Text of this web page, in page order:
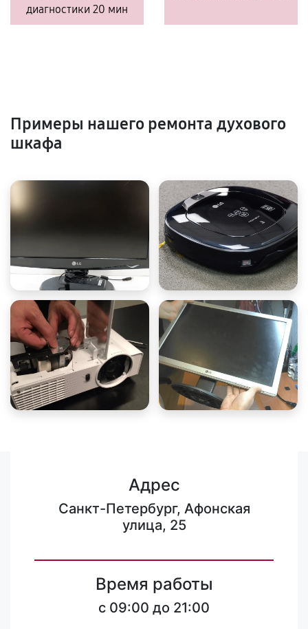
диагностики 20 мин
Примеры нашего ремонта духового
шкафа
Адрес
Санкт-Петербург, Афонская
улица, 25
Время работы
c 09:00 до 21:00